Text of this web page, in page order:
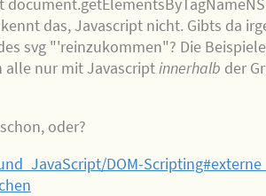
das, Javascript nicht. Gibts da
svg "'reinzukommen"? Die
alle nur mit Javascriptinnerhalb der
oder?
DOM-